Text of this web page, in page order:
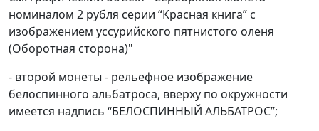
номиналом 2 рубля серии “Красная книга” с
изображением уссурийского пятнистого оленя
(Оборотная сторона)"
- второй монеты - рельефное изображение
белоспинного альбатроса, вверху по окружности
имеется надпись “БЕЛОСПИННЫЙ АЛЬБАТРОС”;